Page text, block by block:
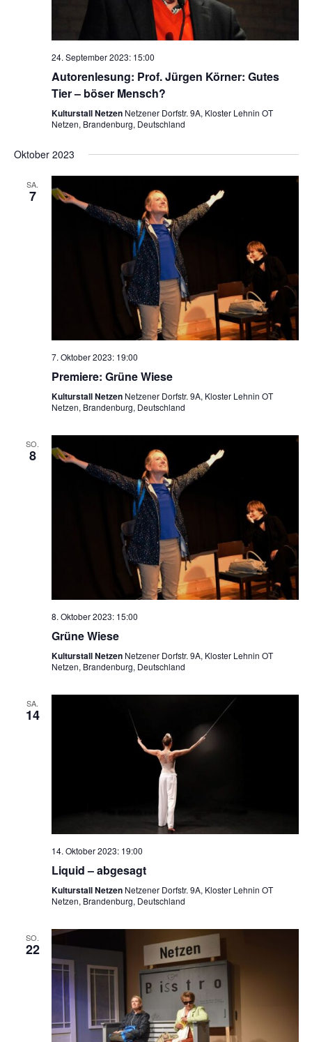
24. September 2023: 15:00
Autorenlesung: Prof. Jürgen Körner: Gutes
Tier – böser Mensch?
Kulturstall Netzen Netzener Dorfstr. 9A, Kloster Lehnin OT
Netzen, Brandenburg, Deutschland
Oktober 2023
SA.
7
7. Oktober 2023: 19:00
Premiere: Grüne Wiese
Kulturstall Netzen Netzener Dorfstr. 9A, Kloster Lehnin OT
Netzen, Brandenburg, Deutschland
SO.
8
8. Oktober 2023: 15:00
Grüne Wiese
Kulturstall Netzen Netzener Dorfstr. 9A, Kloster Lehnin OT
Netzen, Brandenburg, Deutschland
SA.
14
14. Oktober 2023: 19:00
Liquid – abgesagt
Kulturstall Netzen Netzener Dorfstr. 9A, Kloster Lehnin OT
Netzen, Brandenburg, Deutschland
SO.
22